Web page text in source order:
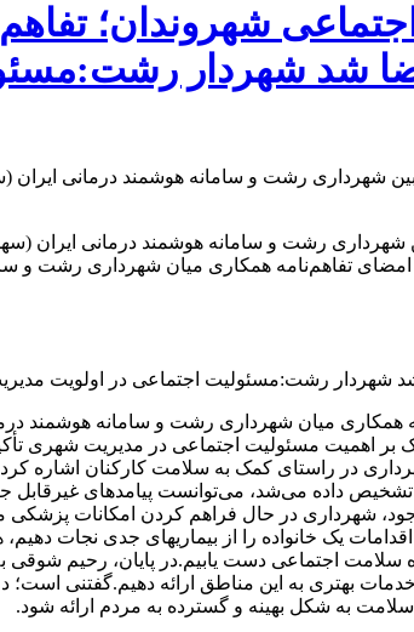
شهروندان؛
شد شهردار
رشت و سامانه هوشمند درمانی ایران
تفاهم‌نامه همکاری میان شهرداری رشت و
شهردار رشت:مسئولیت اجتماعی در اولویت
میان شهرداری رشت و سامانه هوشمند
مسئولیت اجتماعی در مدیریت شهری تأکید
در راستای کمک به سلامت کارکنان اشاره
داده می‌شد، می‌توانست پیامدهای غیرقابل
شهرداری در حال فراهم کردن امکانات
یک خانواده را از بیماریهای جدی نجات
سلامت اجتماعی دست یابیم.در پایان، رحیم
خدمات بهتری به این مناطق ارائه دهیم.گفتنی
به شکل بهینه و گسترده به مردم ارائه شود.